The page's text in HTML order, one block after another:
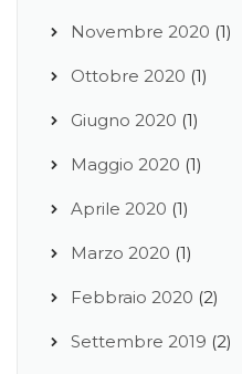
Novembre 2020 (1)
Ottobre 2020 (1)
Giugno 2020 (1)
Maggio 2020 (1)
Aprile 2020 (1)
Marzo 2020 (1)
Febbraio 2020 (2)
Settembre 2019 (2)